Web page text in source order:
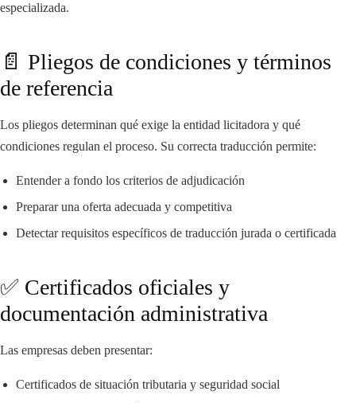
especializada.
📄 Pliegos de condiciones y términos
de referencia
Los pliegos determinan qué exige la entidad licitadora y qué
condiciones regulan el proceso. Su correcta traducción permite:
Entender a fondo los criterios de adjudicación
Preparar una oferta adecuada y competitiva
Detectar requisitos específicos de traducción jurada o certificada
✅ Certificados oficiales y
documentación administrativa
Las empresas deben presentar:
Certificados de situación tributaria y seguridad social